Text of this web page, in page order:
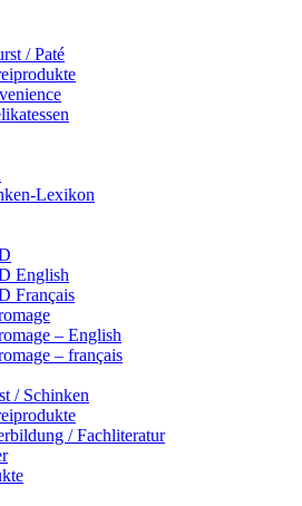
/ Paté
Lexikon
English
Français
– English
– français
/ Schinken
/ Fachliteratur